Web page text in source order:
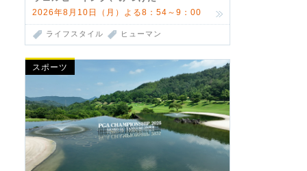
2026年8月10日（月）よる8：54～9：00
ライフスタイル ヒューマン
スポーツ